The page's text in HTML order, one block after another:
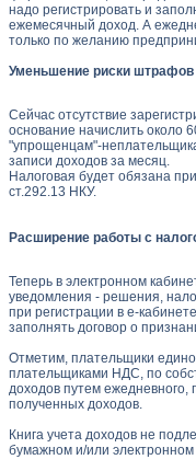
надо регистрировать и
ежемесячный доход. А
только по желанию
Уменьшение риски штрафов
Сейчас отсутствие
основание начислить около
"упрощенцам"-
записи доходов за месяц.
Налоговая будет обязана
ст.292.13 НКУ.
Расширение работы с
Теперь в электронном
уведомления - решения,
при регистрации в е-
заполнять договор о
Отметим, плательщики
плательщиками НДС, по
доходов путем ежедневного,
полученных доходов.
Книга учета доходов не
бумажном и/или электронном